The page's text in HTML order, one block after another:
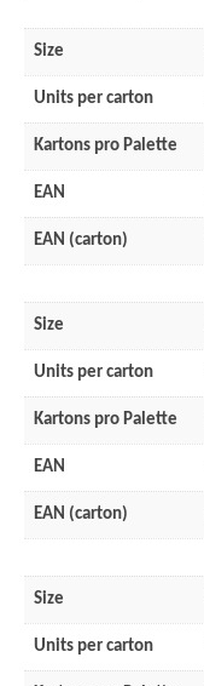
Size
Units per carton
Kartons pro Palette
EAN
EAN (carton)
Size
Units per carton
Kartons pro Palette
EAN
EAN (carton)
Size
Units per carton